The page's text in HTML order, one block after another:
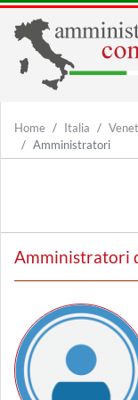
Home Italia
Amministratori
Amministratori